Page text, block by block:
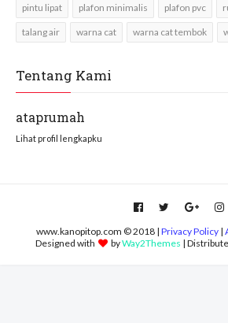
pintu lipat plafon minimalis plafon pvc
talang air warna cat warna cat tembok
Tentang Kami
ataprumah
Lihat profil lengkapku
www.kanopitop.com © 2018 | Privacy Policy |
Designed with
byWay2Themes |